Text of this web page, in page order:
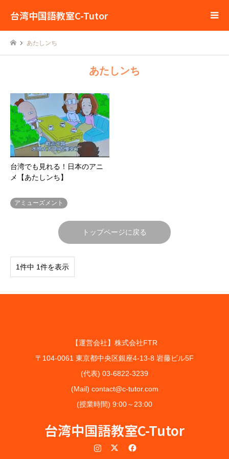
台湾中国語教室C-Tutor
あたしンち
あたしンち
台湾でも見れる！日本のアニ
メ【あたしンち】
アミューズメント
トップページに戻る
1件中 1件を表示
【運営会社】株式会社FTR
〒104-0061 東京都中央区銀座4-13-8 岩藤ビル5F
(代表) 03-6822-3239
(Mail) contact@c-tutor.com
(授業時間) 9:00～23:00
台湾中国語教室C-Tutor